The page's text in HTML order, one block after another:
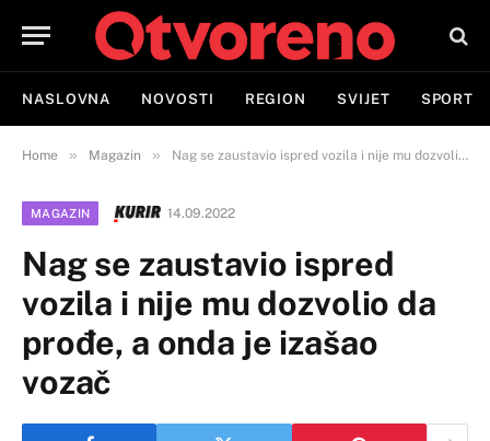
NASLOVNA NOVOSTI REGION SVIJET SPORT
Home » Magazin » Nag se zaustavio ispred vozila i nije mu dozvolio da prođe, a onda je izašao vozač
MAGAZIN 14.09.2022
Nag se zaustavio ispred
vozila i nije mu dozvolio da
prođe, a onda je izašao
vozač